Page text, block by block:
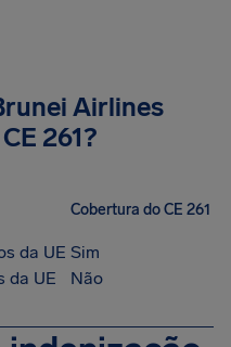
Airlines
261?
Cobertura do CE 261
da UE Sim
da UE
Não